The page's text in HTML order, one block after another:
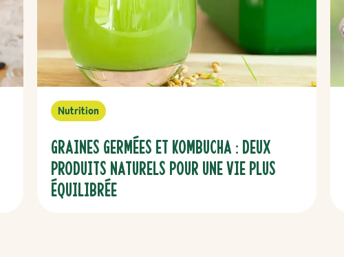
Nutrition
Graines germées et kombucha : deux
produits naturels pour une vie plus
équilibrée